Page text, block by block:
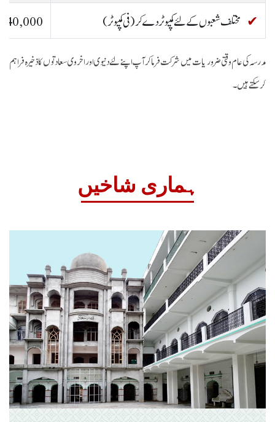
مختلف شعبوں کے لئے کمپیوٹردے کر(فی کمپیوٹر) 40,000
مدرسہ کی عام وقتی ضروریات میں شرکت فرماکرآپ اپنے لئے دنیوی اوراخروی سعادتوں کاذخیرہ فراہم
کرسکتے ہیں۔
ہماری شاخیں